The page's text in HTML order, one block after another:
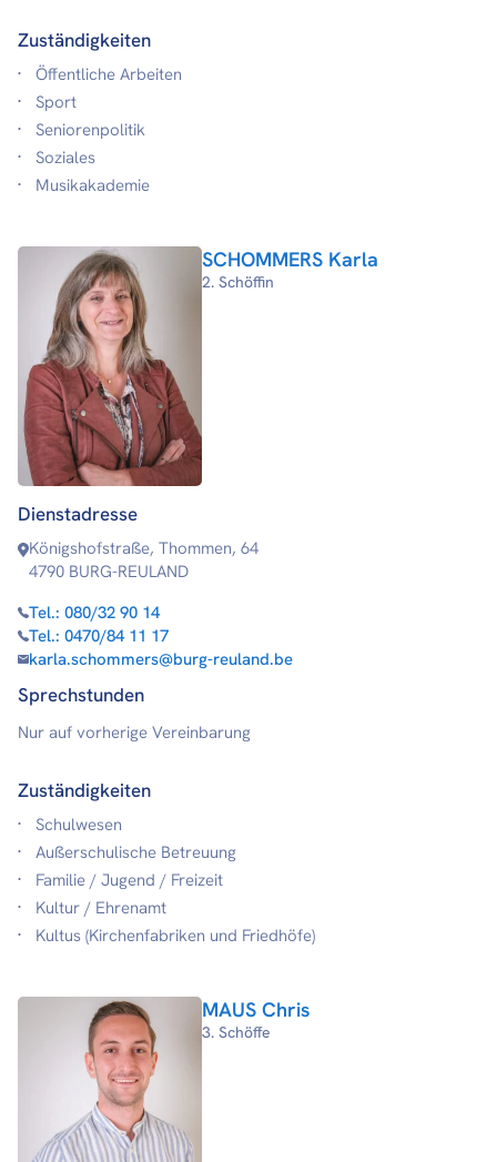
Zuständigkeiten
Öffentliche Arbeiten
Sport
Seniorenpolitik
Soziales
Musikakademie
SCHOMMERS Karla
2. Schöffin
Dienstadresse
Königshofstraße, Thommen, 64
4790 BURG-REULAND
Tel.: 080/32 90 14
Tel.: 0470/84 11 17
karla.schommers@burg-reuland.be
Sprechstunden
Nur auf vorherige Vereinbarung
Zuständigkeiten
Schulwesen
Außerschulische Betreuung
Familie / Jugend / Freizeit
Kultur / Ehrenamt
Kultus (Kirchenfabriken und Friedhöfe)
MAUS Chris
3. Schöffe